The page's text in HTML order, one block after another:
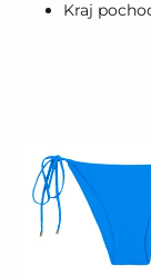
Kraj
Jacinto
Lacinho